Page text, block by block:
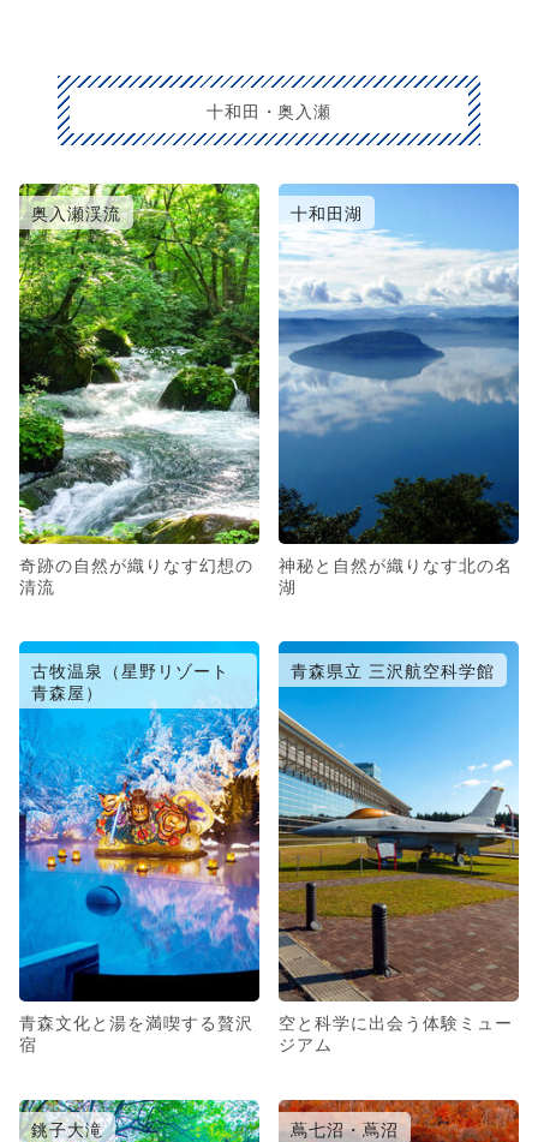
十和田・奥入瀬
奥入瀬渓流
奇跡の自然が織りなす幻想の
清流
十和田湖
神秘と自然が織りなす北の名
湖
古牧温泉（星野リゾート
青森屋）
青森文化と湯を満喫する贅沢
宿
青森県立 三沢航空科学館
空と科学に出会う体験ミュー
ジアム
銚子大滝 蔦七沼・蔦沼